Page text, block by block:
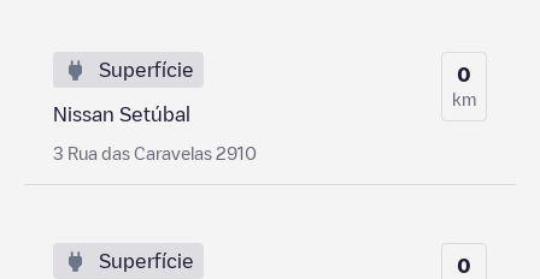
Superfície
Nissan Setúbal
3 Rua das Caravelas 2910
0
km
Superfície 0